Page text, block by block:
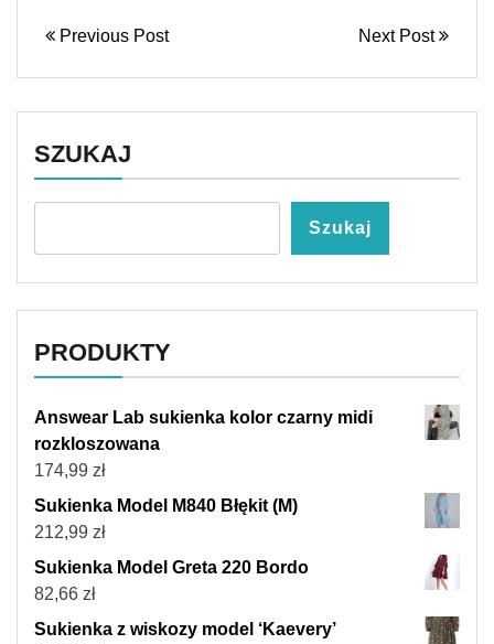
Previous Post Next Post
SZUKAJ
Szukaj
PRODUKTY
Answear Lab sukienka kolor czarny midi
rozkloszowana
174,99 zł
Sukienka Model M840 Błękit (M)
212,99 zł
Sukienka Model Greta 220 Bordo
82,66 zł
Sukienka z wiskozy model ‘Kaevery’